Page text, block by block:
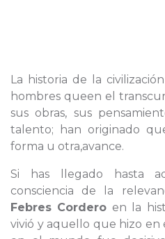
La historia de la
hombres queen el
sus obras, sus
talento; han originado
forma u otra,avance.
Si has llegado hasta
consciencia de la
Febres Cordero en la
vivió y aquello que hizo